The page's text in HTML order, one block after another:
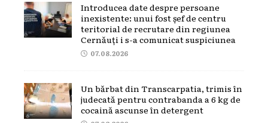
Introducea date despre persoane
inexistente: unui fost șef de centru
teritorial de recrutare din regiunea
Cernăuți i s-a comunicat suspiciunea
07.08.2026
Un bărbat din Transcarpatia, trimis în
judecată pentru contrabanda a 6 kg de
cocaină ascunse în detergent